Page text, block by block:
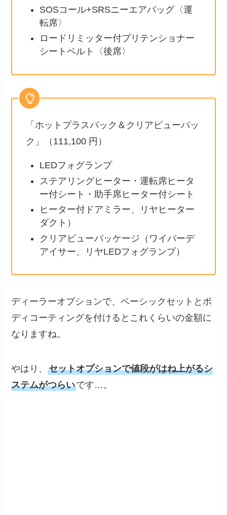
SOSコール+SRSニーエアバッグ〈運
転席〉
ロードリミッター付プリテンショナー
シートベルト〈後席〉
「ホットプラスパック＆クリアビューパッ
ク」（111,100 円）
LEDフォグランプ
ステアリングヒーター・運転席ヒータ
ー付シート・助手席ヒーター付シート
ヒーター付ドアミラー、リヤヒーター
ダクト）
クリアビューパッケージ（ワイパーデ
アイサー、リヤLEDフォグランプ）
ディーラーオプションで、ベーシックセットとボ
ディコーティングを付けるとこれくらいの金額に
なりますね。
やはり、セットオプションで値段がはね上がるシ
ステムがつらいです…。